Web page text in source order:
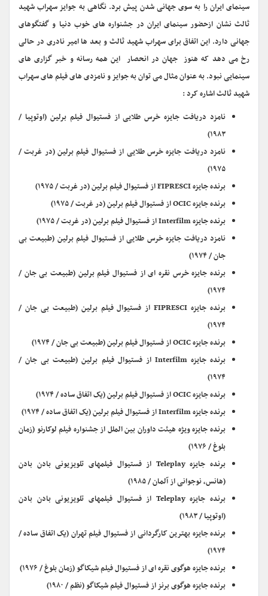
سینمای ایران را به سوی جهانی شدن پیش برد. نگاهی به جوایز سهراب شهید
ثالث نشان ازحضور سینمای ایران در جشنواره های خوب دنیا و گفتگوهای
جهانی دارد. این اتفاق برای سهراب شهید ثالث و بعد ها امیر نادری در حالی
رخ می دهد که هنوز جهان در انحصار این همه رسانه و خبر گزاری های
سینمایی نبود. به عنوان مثال می توان به جوایز و نامزدی های فیلم های سهراب
شهید ثالث اشاره کرد :
نامزد دریافت جایزه خرس طلایی از فستیوال فیلم برلین (اوتوپیا /
۱۹۸۳)
نامزد دریافت جایزه خرس طلایی از فستیوال فیلم برلین (در غربت /
۱۹۷۵)
برنده جایزه FIPRESCI از فستیوال فیلم برلین (در غربت / ۱۹۷۵)
برنده جایزه OCIC از فستیوال فیلم برلین (در غربت / ۱۹۷۵)
برنده جایزه Interfilm از فستیوال فیلم برلین (در غربت / ۱۹۷۵)
نامزد دریافت جایزه خرس طلایی از فستیوال فیلم برلین (طبیعت بی
جان / ۱۹۷۴)
برنده جایزه خرس نقره ای از فستیوال فیلم برلین (طبیعت بی جان /
۱۹۷۴)
برنده جایزه FIPRESCI از فستیوال فیلم برلین (طبیعت بی جان /
۱۹۷۴)
برنده جایزه OCIC از فستیوال فیلم برلین (طبیعت بی جان / ۱۹۷۴)
برنده جایزه Interfilm از فستیوال فیلم برلین (طبیعت بی جان /
۱۹۷۴)
برنده جایزه OCIC از فستیوال فیلم برلین (یک اتفاق ساده / ۱۹۷۴)
برنده جایزه Interfilm از فستیوال فیلم برلین (یک اتفاق ساده / ۱۹۷۴)
برنده جایزه ویژه هیئت داوران بین الملل از جشنواره فیلم لوکارنو (زمان
بلوغ / ۱۹۷۶)
برنده جایزه Teleplay از فستیوال فیلمهای تلویزیونی بادن بادن
(هانس، نوجوانی از آلمان / ۱۹۸۵)
برنده جایزه Teleplay از فستیوال فیلمهای تلویزیونی بادن بادن
(اوتوپیا / ۱۹۸۳)
برنده جایزه بهترین کارگردانی از فستیوال فیلم تهران (یک اتفاق ساده /
۱۹۷۴)
برنده جایزه هوگوی نقره ای از فستیوال فیلم شیکاگو (زمان بلوغ / ۱۹۷۶)
برنده جایزه هوگوی برنز از فستیوال فیلم شیکاگو (نظم / ۱۹۸۰)